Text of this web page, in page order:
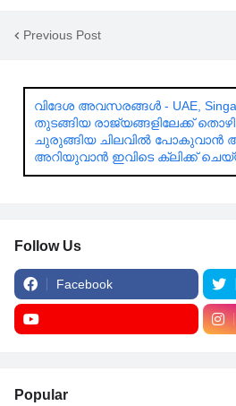
Previous Post
വിദേശ അവസരങ്ങൾ - UAE,
തുടങ്ങിയ രാജ്യങ്ങളിലേക്ക്
ചുരുങ്ങിയ ചിലവിൽ
അറിയുവാൻ ഇവിടെ ക്ലിക്ക്
Follow Us
Facebook
Popular